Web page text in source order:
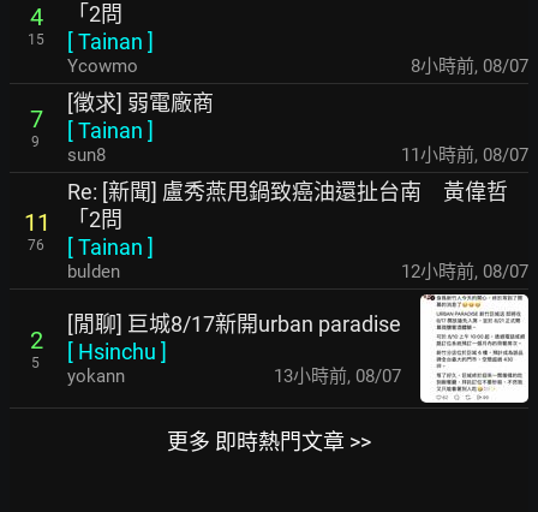
4
15
「2問
[Tainan ]
Ycowmo 8小時前, 08/07
7
9
[徵求] 弱電廠商
[Tainan ]
sun8 11小時前, 08/07
11
76
Re: [新聞] 盧秀燕甩鍋致癌油還扯台南 黃偉哲
「2問
[Tainan ]
bulden 12小時前, 08/07
2
5
[閒聊] 巨城8/17新開urban paradise
[ Hsinchu ]
yokann 13小時前, 08/07
更多 即時熱門文章 >>